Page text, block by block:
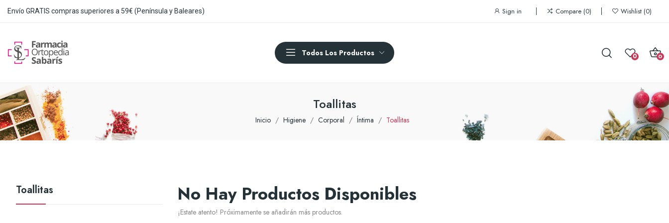
Envío GRATIS compras superiores a 59€ (Península y Baleares) Sign in Compare 0 Wishlist 0
Todos Los Productos 0 0
Toallitas
Inicio Higiene Corporal Íntima Toallitas
Toallitas No Hay Productos Disponibles
¡Estate atento! Próximamente se añadirán más productos.